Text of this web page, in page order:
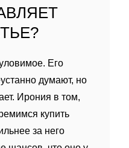
Его
думают, но
Ирония в том,
купить
за него